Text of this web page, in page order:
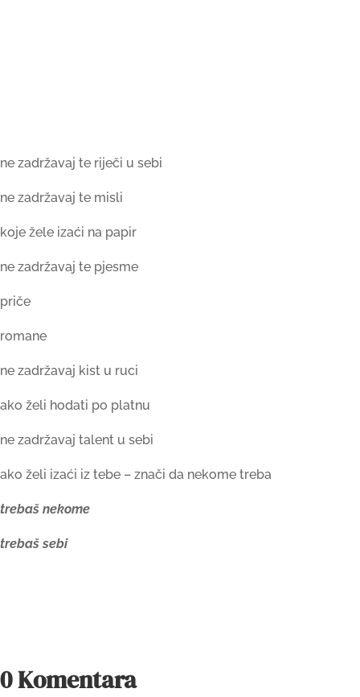
ne zadržavaj te riječi u sebi
ne zadržavaj te misli
koje žele izaći na papir
ne zadržavaj te pjesme
priče
romane
ne zadržavaj kist u ruci
ako želi hodati po platnu
ne zadržavaj talent u sebi
ako želi izaći iz tebe – znači da nekome treba
trebaš nekome
trebaš sebi
0 Komentara